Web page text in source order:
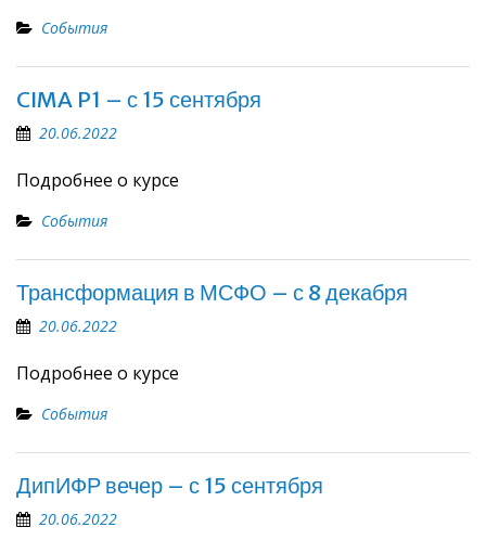
События
CIMA P1 – с 15 сентября
20.06.2022
Подробнее о курсе
События
Трансформация в МСФО – с 8 декабря
20.06.2022
Подробнее о курсе
События
ДипИФР вечер – с 15 сентября
20.06.2022